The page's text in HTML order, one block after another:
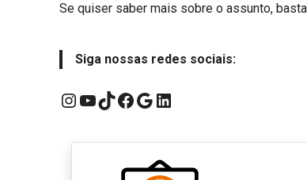
Se quiser saber mais sobre o assunto, basta
Siga nossas redes sociais:
Instagram
YouTube
TikTok
Facebook
Google
LinkedIn